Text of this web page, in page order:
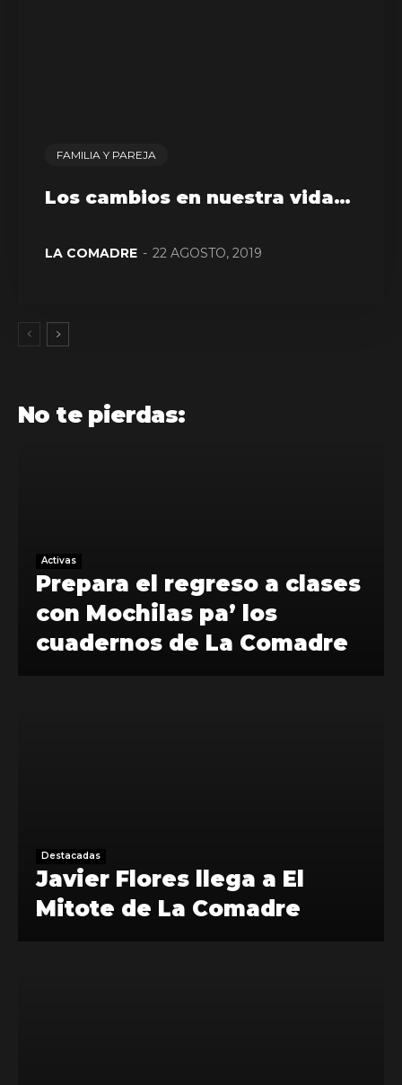
FAMILIA Y PAREJA
Los cambios en nuestra vida…
LA COMADRE - 22 AGOSTO, 2019
No te pierdas:
Activas
Prepara el regreso a clases
con Mochilas pa’ los
cuadernos de La Comadre
Destacadas
Javier Flores llega a El
Mitote de La Comadre